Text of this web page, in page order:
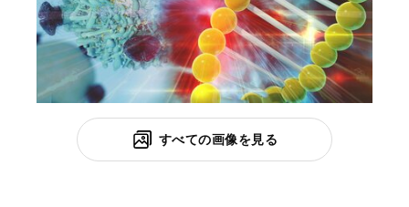
すべての画像を見る